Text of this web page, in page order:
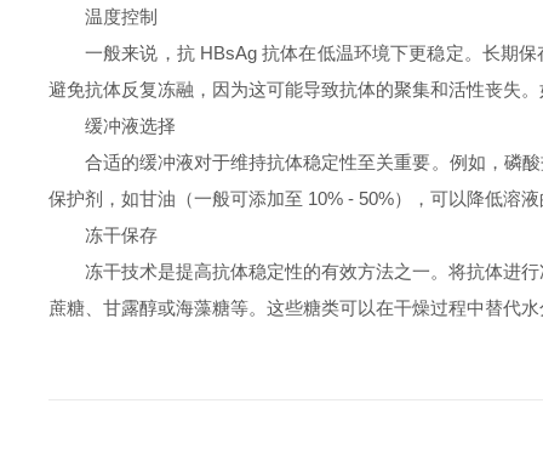
温度控制
一般来说，抗 HBsAg 抗体在低温环境下更稳定。长期
避免抗体反复冻融，因为这可能导致抗体的聚集和活性丧失
缓冲液选择
合适的缓冲液对于维持抗体稳定性至关重要。例如，磷
保护剂，如甘油（一般可添加至 10% - 50%），可以降低溶
冻干保存
冻干技术是提高抗体稳定性的有效方法之一。将抗体进
蔗糖、甘露醇或海藻糖等。这些糖类可以在干燥过程中替代